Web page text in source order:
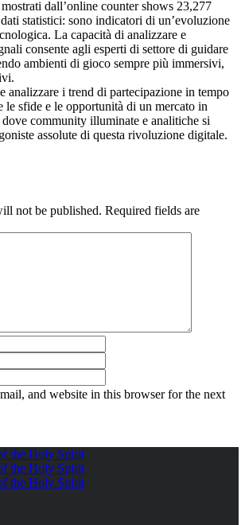
dall’online counter shows 23,277
statistici: sono indicatori di un’evoluzione
La capacità di analizzare e
consente agli esperti di settore di guidare
ambienti di gioco sempre più immersivi,
analizzare i trend di partecipazione in tempo
le sfide e le opportunità di un mercato in
dove community illuminate e analitiche si
assolute di questa rivoluzione digitale.
not be published. Required fields are
and website in this browser for the next